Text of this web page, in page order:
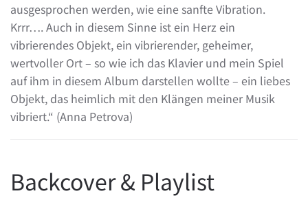
ausgesprochen werden, wie eine sanfte Vibration.
Krrr…. Auch in diesem Sinne ist ein Herz ein
vibrierendes Objekt, ein vibrierender, geheimer,
wertvoller Ort – so wie ich das Klavier und mein Spiel
auf ihm in diesem Album darstellen wollte – ein liebes
Objekt, das heimlich mit den Klängen meiner Musik
vibriert.“ (Anna Petrova)
Backcover & Playlist